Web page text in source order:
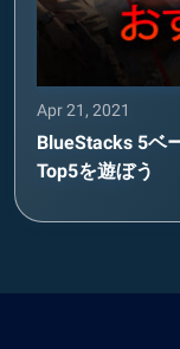
Apr 21, 2021
BlueStacks 5ベ
Top5を遊ぼう